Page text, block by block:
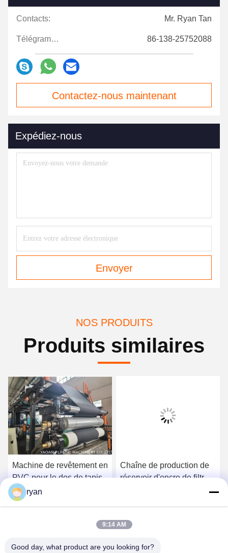
Contacts: Mr. Ryan Tan
Télégramme: 86-138-25752088
Contactez-nous maintenant
Expédiez-nous
Envoyer
NOS PRODUITS
Produits similaires
Machine de revêtement en
PVC pour le dos de tapis
Obtenez le meilleur prix
Chaîne de production de
réservoir d'encre de filtre
ryan
9:14 AM
Good day, what product are you looking for?